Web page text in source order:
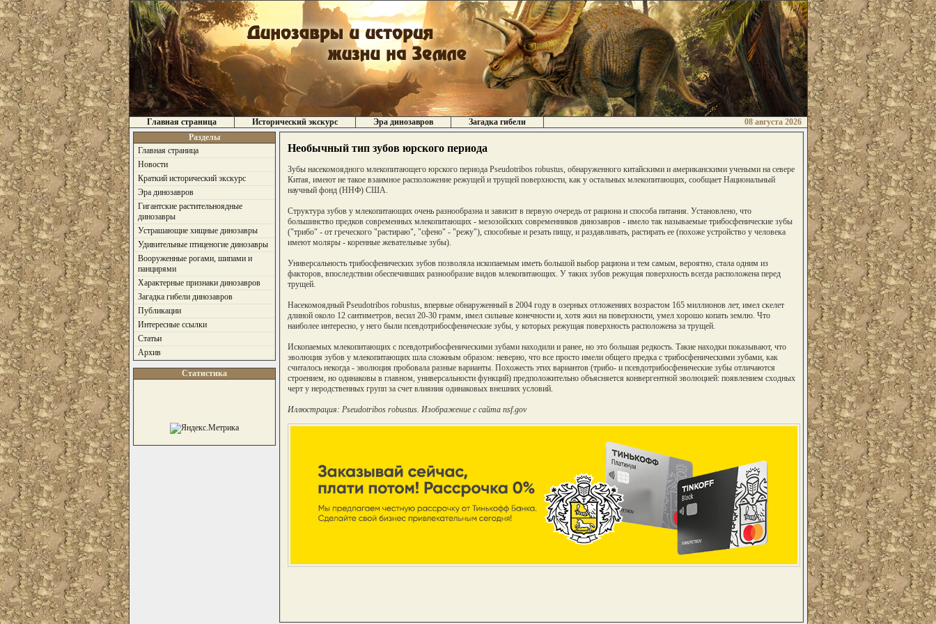
Главная страница Исторический экскурс Эра динозавров Загадка гибели
08 августа 2026
Разделы
Главная страница
Новости
Краткий исторический экскурс
Эра динозавров
Гигантские растительноядные
динозавры
Устрашающие хищные динозавры
Удивительные птиценогие динозавры
Вооруженные рогами, шипами и
панцирями
Характерные признаки динозавров
Загадка гибели динозавров
Публикации
Интересные ссылки
Статьи
Архив
Статистика
Необычный тип зубов юрского периода
Зубы насекомоядного млекопитающего юрского периода Pseudotribos robustus, обнаруженного китайскими и американскими учеными на севере
Китая, имеют не такое взаимное расположение режущей и трущей поверхности, как у остальных млекопитающих, сообщает Национальный
научный фонд (ННФ) США.
Структура зубов у млекопитающих очень разнообразна и зависит в первую очередь от рациона и способа питания. Установлено, что
большинство предков современных млекопитающих - мезозойских современников динозавров - имело так называемые трибосфенические зубы
("трибо" - от греческого "растираю", "сфено" - "режу"), способные и резать пищу, и раздавливать, растирать ее (похоже устройство у человека
имеют моляры - коренные жевательные зубы).
Универсальность трибосфенических зубов позволяла ископаемым иметь большой выбор рациона и тем самым, вероятно, стала одним из
факторов, впоследствии обеспечивших разнообразие видов млекопитающих. У таких зубов режущая поверхность всегда расположена перед
трущей.
Насекомоядный Pseudotribos robustus, впервые обнаруженный в 2004 году в озерных отложениях возрастом 165 миллионов лет, имел скелет
длиной около 12 сантиметров, весил 20-30 грамм, имел сильные конечности и, хотя жил на поверхности, умел хорошо копать землю. Что
наиболее интересно, у него были псевдотрибосфенические зубы, у которых режущая поверхность расположена за трущей.
Ископаемых млекопитающих с псевдотрибосфеническими зубами находили и ранее, но это большая редкость. Такие находки показывают, что
эволюция зубов у млекопитающих шла сложным образом: неверно, что все просто имели общего предка с трибосфеническими зубами, как
считалось некогда - эволюция пробовала разные варианты. Похожесть этих вариантов (трибо- и псевдотрибосфенические зубы отличаются
строением, но одинаковы в главном, универсальности функций) предположительно объясняется конвергентной эволюцией: появлением сходных
черт у неродственных групп за счет влияния одинаковых внешних условий.
Иллюстрация: Pseudotribos robustus. Изображение с сайта nsf.gov